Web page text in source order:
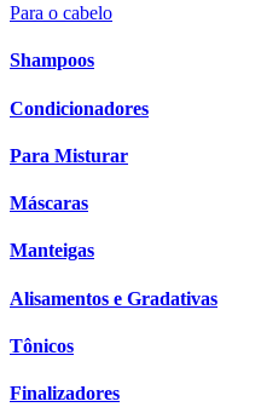
Para o cabelo
Shampoos
Condicionadores
Para Misturar
Máscaras
Manteigas
Alisamentos e Gradativas
Tônicos
Finalizadores